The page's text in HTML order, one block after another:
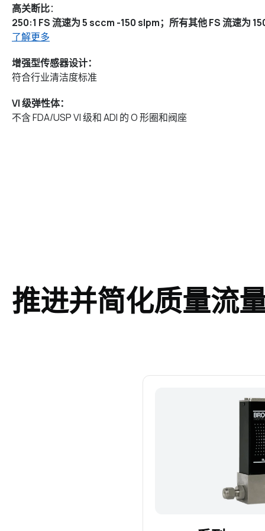
高关断比：
250:1 FS 流速为 5 sccm -150 slpm；所有其他 FS 流速为
了解更多
增强型传感器设计：
符合行业清洁度标准
VI 级弹性体：
不含 FDA/USP VI 级和 ADI 的 O 形圈和阀座
推进并简化质量流